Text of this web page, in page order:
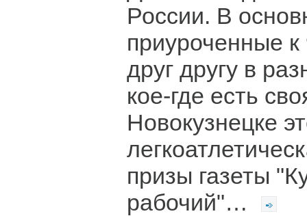
России. В
приуроченные
друг другу в
кое-где есть
Новокузнецке
призы газеты
рабочий"…